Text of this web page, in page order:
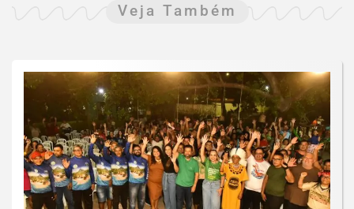
Veja Também